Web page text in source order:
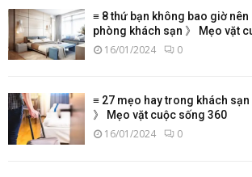
≡ 8 thứ bạn không bao giờ
phòng khách sạn 》 Mẹo vặt
16/01/2024 0
≡ 27 mẹo hay trong khách
》 Mẹo vặt cuộc sống 360
16/01/2024 0